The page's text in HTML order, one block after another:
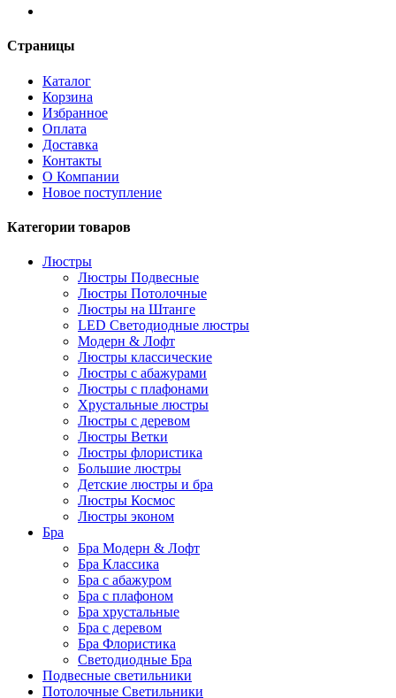
Страницы
Каталог
Корзина
Избранное
Оплата
Доставка
Контакты
О Компании
Новое поступление
Категории товаров
Люстры
Люстры Подвесные
Люстры Потолочные
Люстры на Штанге
LED Светодиодные люстры
Модерн & Лофт
Люстры классические
Люстры с абажурами
Люстры с плафонами
Хрустальные люстры
Люстры с деревом
Люстры Ветки
Люстры флористика
Большие люстры
Детские люстры и бра
Люстры Космос
Люстры эконом
Бра
Бра Модерн & Лофт
Бра Классика
Бра с абажуром
Бра с плафоном
Бра хрустальные
Бра с деревом
Бра Флористика
Светодиодные Бра
Подвесные светильники
Потолочные Светильники